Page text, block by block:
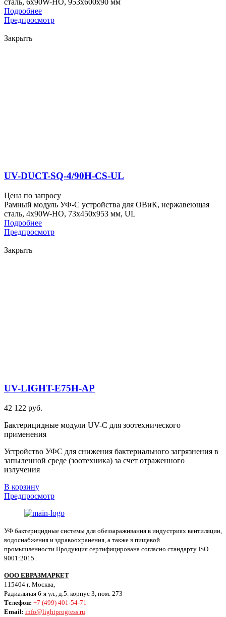
Подробнее
Предпросмотр
Закрыть
UV-DUCT-SQ-4/90H-CS-UL
Цена по запросу
Рамный модуль УФ-С устройства для ОВиК, нержавеющая
сталь, 4x90W-HO, 73x450x953 мм, UL
Подробнее
Предпросмотр
Закрыть
UV-LIGHT-E75H-AP
42 122 руб.
Бактерицидные модули UV-C для зоотехнического
применения
Устройство УФС для снижения бактериального загрязнения в
запыленной среде (зоотехника) за счет отраженного
излучения
В корзину
Предпросмотр
УФ бактерицидные системы для обеззараживания в индустриях вентиляции,
водоснабжения и здравоохранения, а также в пищевой
промышленности.Продукция сертифицирована согласно стандарту ISO
9001:2015.
ООО ЕВРАЗМАРКЕТ
115404 г. Москва,
Радиальная 6-я ул., д.5. корпус 3, пом. 273
Телефон: +7 (499) 401-54-71
Email: info@lightprogress.ru